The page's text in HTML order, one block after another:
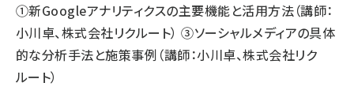
①新Googleアナリティクスの主要機能と活用方法（講師：
小川卓、株式会社リクルート） ③ソーシャルメディアの具体
的な分析手法と施策事例（講師：小川卓、株式会社リク
ルート）